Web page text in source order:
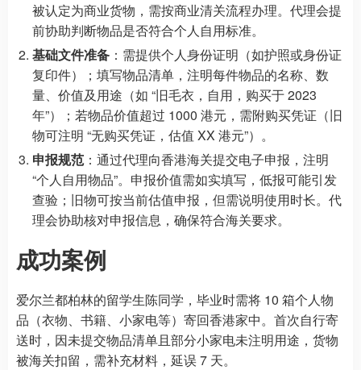
被认定为商业货物，需按商业清关流程办理。代理会提
前协助判断物品是否符合个人自用标准。
基础文件准备 ：需提供个人身份证明（如护照或身份证
复印件）；填写物品清单，注明每件物品的名称、数
量、价值及用途（如 “旧毛衣，自用，购买于 2023
年”）；若物品价值超过 1000 港元，需附购买凭证（旧
物可注明 “无购买凭证，估值 XX 港元”）。
申报规范：通过代理向香港海关提交电子申报，注明
“个人自用物品”。申报价值需如实填写，低报可能引发
查验；旧物可按当前估值申报，但需说明使用时长。代
理会协助核对申报信息，确保符合海关要求。
成功案例
爱尔兰都柏林的留学生陈同学，毕业时需将 10 箱个人物
品（衣物、书籍、小家电等）寄回香港家中。首次自行寄
送时，因未提交物品清单且部分小家电未注明用途，货物
被海关扣留，需补充材料，延误 7 天。